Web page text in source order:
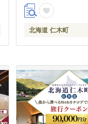
式会社 松原米穀]
北海道 仁木町